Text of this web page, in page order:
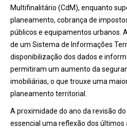
Multifinalitário (CdM), enquanto
planeamento, cobrança de
públicos e equipamentos urbanos.
de um Sistema de Informações
disponibilização dos dados e
permitiram um aumento da
imobiliárias, o que trouxe uma
planeamento territorial.
A proximidade do ano da revisão
essencial uma reflexão dos